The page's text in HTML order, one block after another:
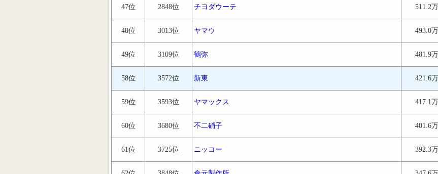
47位 2848位 チヨダウーテ 511.2万
48位 3013位 ヤマウ 493.0万
49位 3109位 鶴弥 481.9万
58位 3572位 新東 421.6万
59位 3593位 ヤマックス 417.1万
60位 3680位 不二硝子 401.6万
61位 3725位 ニッコー 392.3万